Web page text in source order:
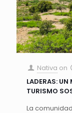
Nativa on
LADERAS:
TURISMO
La